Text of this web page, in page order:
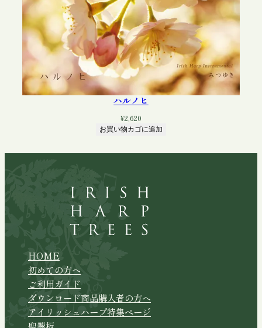
ハルノヒ
¥2,620
お買い物カゴに追加
HOME
初めての方へ
ご利用ガイド
ダウンロード商品購入者の方へ
アイリッシュハープ特集ページ